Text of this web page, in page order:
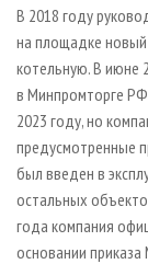
В 2018 году
на площадке
котельную. В июне
в Минпромторге
2023 году, но
предусмотренные
был введен в
остальных
года компания
основании